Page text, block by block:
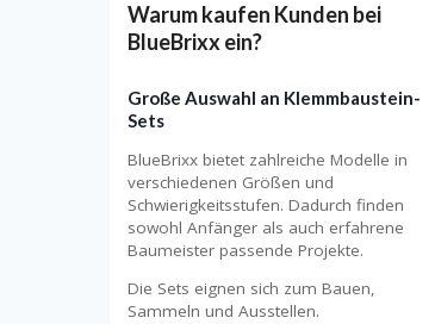
Warum kaufen Kunden bei
BlueBrixx ein?
Große Auswahl an Klemmbaustein-
Sets
BlueBrixx bietet zahlreiche Modelle in
verschiedenen Größen und
Schwierigkeitsstufen. Dadurch finden
sowohl Anfänger als auch erfahrene
Baumeister passende Projekte.
Die Sets eignen sich zum Bauen,
Sammeln und Ausstellen.